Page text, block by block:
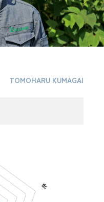
TOMOHARU KUMAGAI